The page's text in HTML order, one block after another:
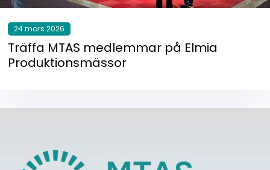
24 mars 2026
Träffa MTAS medlemmar på Elmia
Produktionsmässor